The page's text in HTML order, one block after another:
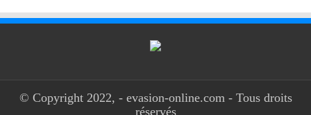
© Copyright 2022, - evasion-online.com - Tous droits
réservés